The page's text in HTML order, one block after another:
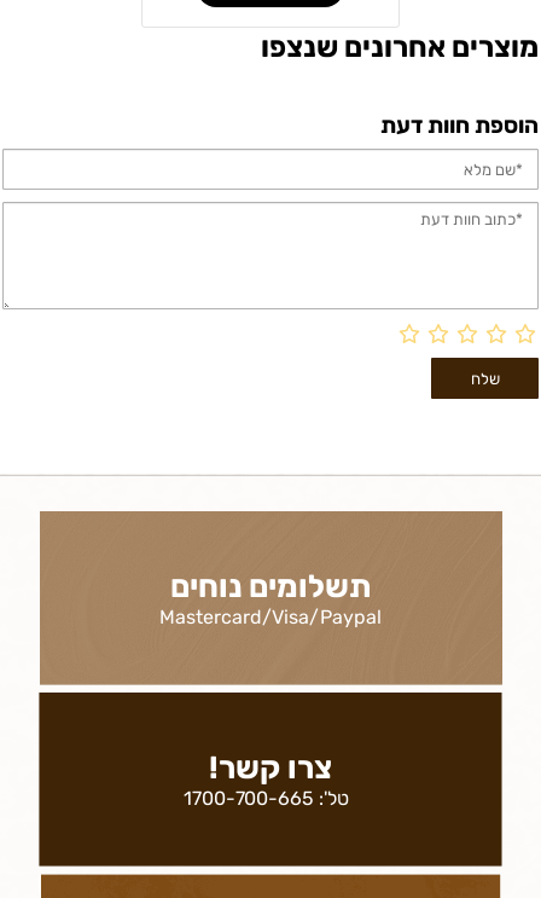
מוצרים אחרונים שנצפו
הוספת חוות דעת
תשלומים נוחים
Mastercard/Visa/Paypal
צרו קשר!
טל': 1700-700-665